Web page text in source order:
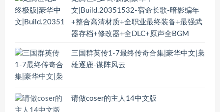
文|Build.20351532-宿命长歌-暗影编年
+整合高清材质+全职业最终装备+最强武
器存档+修改器+全DLC+原声全BGM
三国群英传1-7最终传奇合集|豪华中文|枭
雄逐鹿-谋阵风云
请做coser的主人14中文版